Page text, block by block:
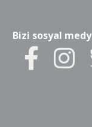
Bizi sosyal